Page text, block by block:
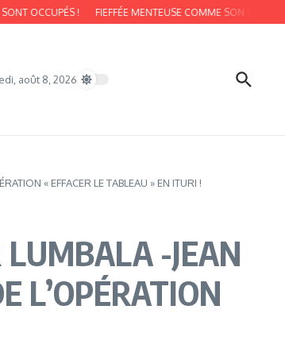
! FIEFFÉE MENTEUSE COMME SON CHEF
août 8, 2026
« EFFACER LE TABLEAU » EN ITURI !
LUMBALA -JEAN
L’OPÉRATION